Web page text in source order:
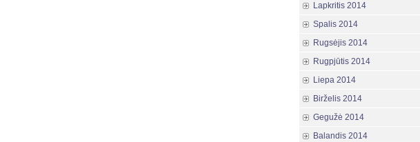
Lapkritis 2014
Spalis 2014
Rugsėjis 2014
Rugpjūtis 2014
Liepa 2014
Birželis 2014
Gegužė 2014
Balandis 2014